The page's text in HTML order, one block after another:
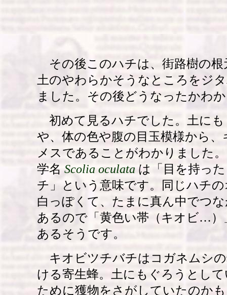
その後このハチは、街路樹の根
土のやわらかそうなところをジ
ました。その後どうなったかわ
初めて見るハチでした。土に
や、体の色や腹の目玉模様から
メスであることがわかりました
学名Scolia oculata は「目を持っ
チ」という意味です。同じハチ
白っぽくて、たまに真ん中でつ
あるので「黄色い帯（キオビ…）
あるそうです。
キオビツチバチはコガネムシ
ける寄生蜂。土にもぐろうとし
ために獲物をさがしていたのか